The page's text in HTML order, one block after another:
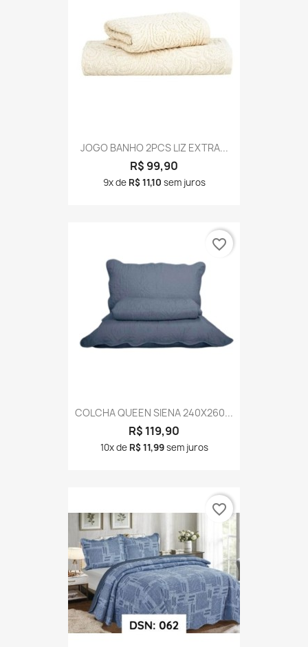
JOGO BANHO 2PCS LIZ EXTRA...
R$ 99,90
9x de R$ 11,10 sem juros
COLCHA QUEEN SIENA 240X260...
R$ 119,90
10x de R$ 11,99sem juros
favorite_border
favorite_border